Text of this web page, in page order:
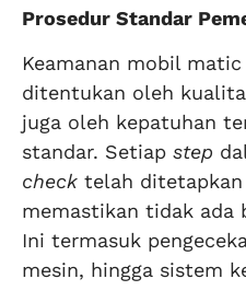
Prosedur Standar
Keamanan mobil
ditentukan oleh
juga oleh kepatuhan
standar. Setiap step
check telah
memastikan tidak ada
Ini termasuk
mesin, hingga sistem